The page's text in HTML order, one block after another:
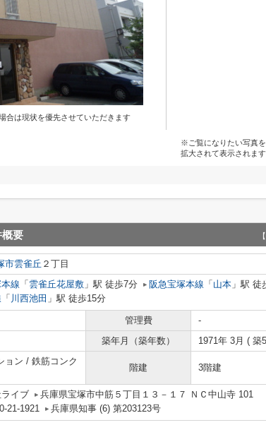
合は現状を優先させていただきます
※ご覧になりたい写真
拡大されて表示されます
概要
市雲雀丘 ２丁目
線 「 雲雀丘花屋敷 」駅 徒歩7分 阪急宝塚本線 「 山本 」駅 徒
「 川西池田 」駅 徒歩15分
管理費
-
築年月（築年数） 1971年 3月 ( 築
ョン / 鉄筋コンク
階建 3階建
イブ
兵庫県宝塚市中筋５丁目１３－１７ ＮＣ中山寺 101
21-1921
兵庫県知事 (6) 第203123号